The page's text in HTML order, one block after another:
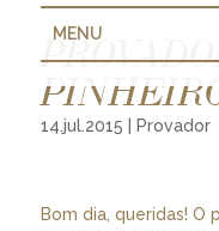
MENU
14.jul.2015 Provador
Bom dia, queridas! O